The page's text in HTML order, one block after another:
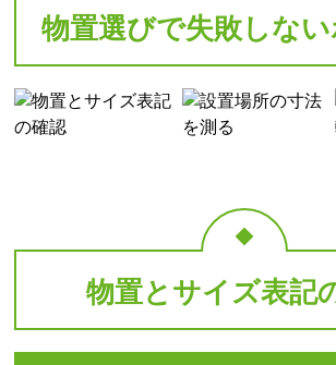
物置選びで失敗しない
物置とサイズ表記